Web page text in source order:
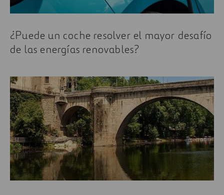
¿Puede un coche resolver el mayor desafío
de las energías renovables?